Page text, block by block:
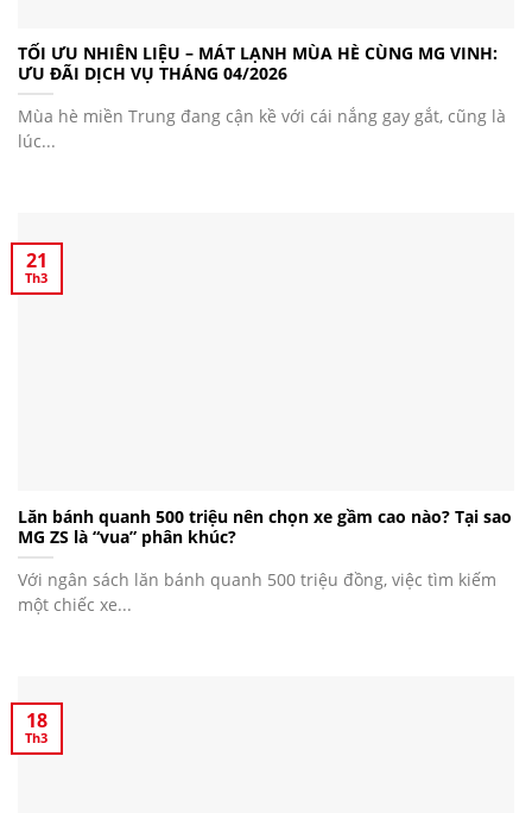
TỐI ƯU NHIÊN LIỆU – MÁT LẠNH MÙA HÈ CÙNG MG VINH:
ƯU ĐÃI DỊCH VỤ THÁNG 04/2026
Mùa hè miền Trung đang cận kề với cái nắng gay gắt, cũng là
lúc...
Lăn bánh quanh 500 triệu nên chọn xe gầm cao nào? Tại sao
MG ZS là “vua” phân khúc?
Với ngân sách lăn bánh quanh 500 triệu đồng, việc tìm kiếm
một chiếc xe...
21
Th3
18
Th3